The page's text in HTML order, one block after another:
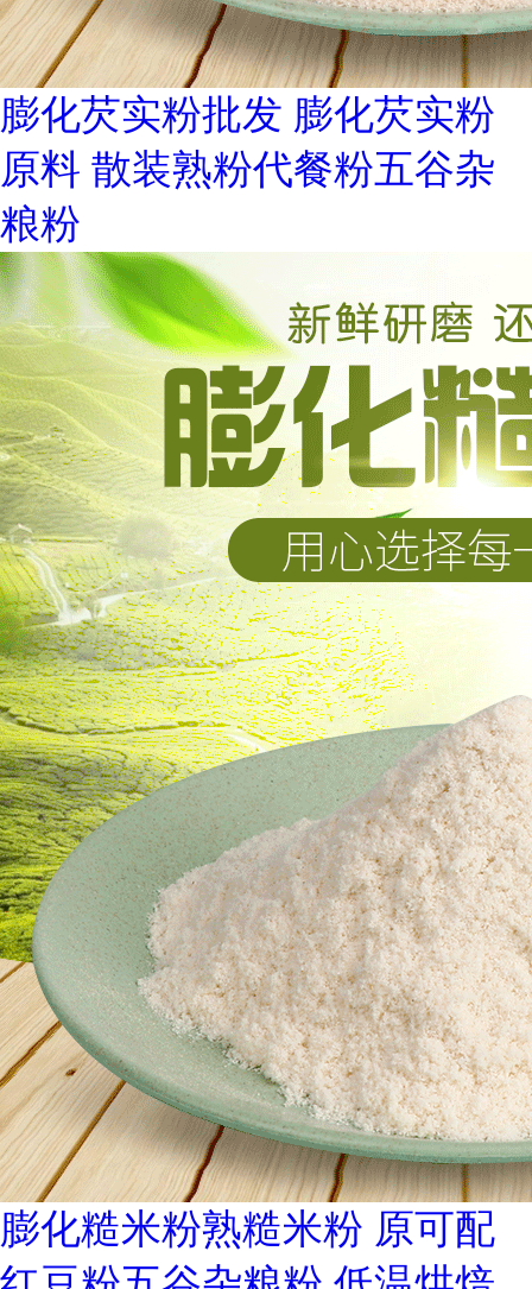
膨化芡实粉批发 膨化芡实粉
原料 散装熟粉代餐粉五谷杂
粮粉
膨化糙米粉熟糙米粉 原可配